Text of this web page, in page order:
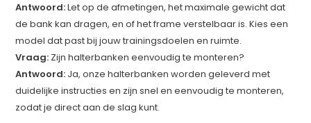
Antwoord:Let op de afmetingen, het maximale gewicht dat
de bank kan dragen, en of het frame verstelbaar is. Kies een
model dat past bij jouw trainingsdoelen en ruimte.
Vraag: Zijn halterbanken eenvoudig te monteren?
Antwoord: Ja, onze halterbanken worden geleverd met
duidelijke instructies en zijn snel en eenvoudig te monteren,
zodat je direct aan de slag kunt.